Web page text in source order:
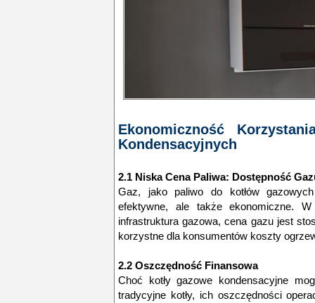
Ekonomiczność
Kondensacyjnych
2.1 Niska Cena Paliwa: Dostępność
Gaz, jako paliwo do kotłów
efektywne, ale także ekonomiczne.
infrastruktura gazowa, cena gazu jest
korzystne dla konsumentów koszty
2.2 Oszczędność Finansowa
Choć kotły gazowe kondensacyjne
tradycyjne kotły, ich oszczędności